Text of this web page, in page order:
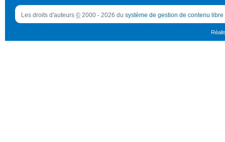
Les droits d'auteurs © 2000 - 2026 du système de gestion de contenu libre